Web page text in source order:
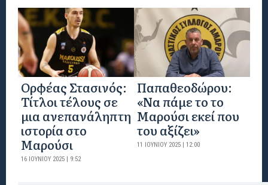
Ορφέας Στασινός:
Τίτλοι τέλους σε
μια ανεπανάληπτη
ιστορία στο
Μαρούσι
16 ΙΟΥΝΊΟΥ 2025 | 9:52
Παπαθεοδώρου:
«Να πάμε το το
Μαρούσι εκεί που
του αξίζει»
11 ΙΟΥΝΊΟΥ 2025 | 12:00